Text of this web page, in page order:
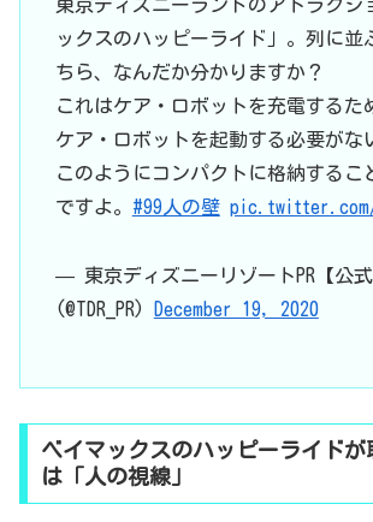
東京ディズニーランドのアトラクシ
ックスのハッピーライド」。列に並
ちら、なんだか分かりますか？
これはケア・ロボットを充電するた
ケア・ロボットを起動する必要がな
このようにコンパクトに格納するこ
ですよ。 #99人の壁 pic.twitter.com/
— 東京ディズニーリゾートPR【公式
(@TDR_PR) December 19, 2020
ベイマックスのハッピーライドが
は「人の視線」